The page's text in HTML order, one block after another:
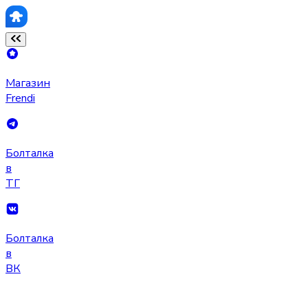
Магазин
Frendi
Болталка
в
ТГ
Болталка
в
ВК